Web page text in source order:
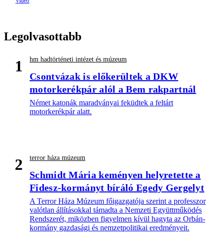
Legolvasottabb
1 hm hadtörténeti intézet és múzeum
Csontvázak is előkerültek a DKW
motorkerékpár alól a Bem rakpartnál
Német katonák maradványai feküdtek a feltárt
motorkerékpár alatt.
2 terror háza múzeum
Schmidt Mária keményen helyretette a
Fidesz-kormányt bíráló Egedy Gergelyt
A Terror Háza Múzeum főigazgatója szerint a professzor
valótlan állításokkal támadta a Nemzeti Együttműködés
Rendszerét, miközben figyelmen kívül hagyta az Orbán-
kormány gazdasági és nemzetpolitikai eredményeit.